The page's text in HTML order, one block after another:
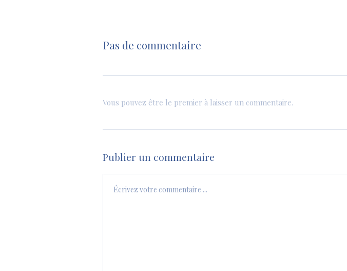
Pas de commentaire
Vous pouvez être le premier à laisser un commentaire.
Publier un commentaire